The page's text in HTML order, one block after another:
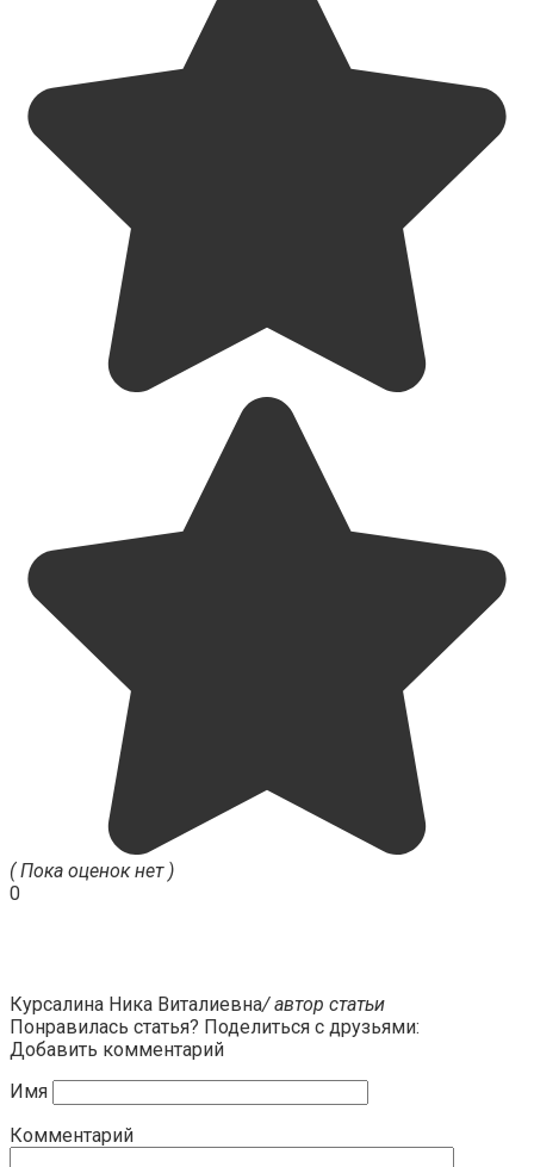
( Пока оценок нет )
0
Курсалина Ника Виталиевна/ автор статьи
Понравилась статья? Поделиться с друзьями:
Добавить комментарий
Имя
Комментарий